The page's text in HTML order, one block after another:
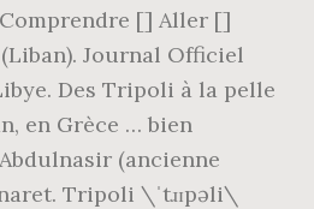
[] Aller []
Journal Officiel
Des Tripoli à la pelle
en Grèce … bien
(ancienne
Tripoli \ˈtɹɪpəli\